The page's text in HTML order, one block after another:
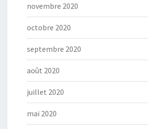
novembre 2020
octobre 2020
septembre 2020
août 2020
juillet 2020
mai 2020